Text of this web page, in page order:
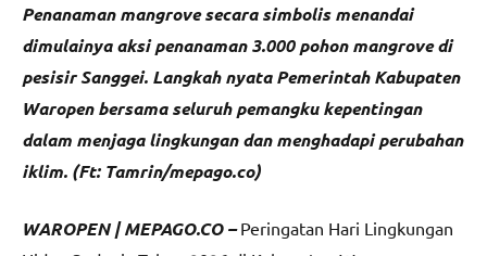
Penanaman mangrove secara simbolis menandai
dimulainya aksi penanaman 3.000 pohon mangrove di
pesisir Sanggei. Langkah nyata Pemerintah Kabupaten
Waropen bersama seluruh pemangku kepentingan
dalam menjaga lingkungan dan menghadapi perubahan
iklim. (Ft: Tamrin/mepago.co)
WAROPEN | MEPAGO.CO –Peringatan Hari Lingkungan